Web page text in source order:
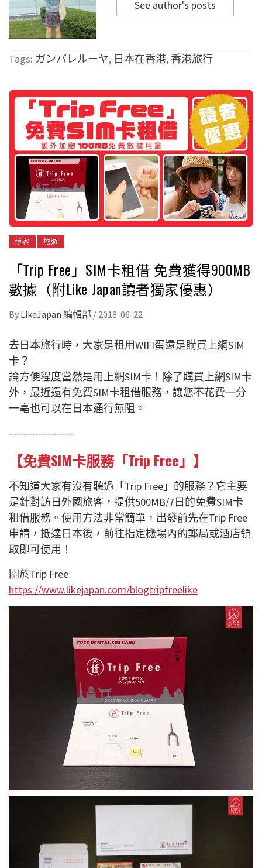
See author's posts
Tags: ガンバレルーヤ, 日本在香港, 香港旅行
博客 旅遊
「Trip Free」SIM卡租借 免費獲得900MB
數據（附Like Japan讀者獨家優惠）
By LikeJapan 編輯部 / 2018-06-22
去日本旅行時，大家是租用WIFI蛋還是購買上網SIM
卡？
論方便程度當然是用上網SIM卡！除了購買上網SIM卡
外，最近還有免費SIM卡租借服務，讓您不花費一分
一亳也可以在日本通行無阻。
———————-
【免費SIM卡服務「Trip Free」】
不知道大家有沒有聽過「Trip Free」的服務？它主要
是針對訪日外國旅客，提供500MB/7日的免費SIM卡
租借服務。使用方法非常簡單，出發前先在Trip Free
申請，抵達日本後，前往指定機場內的郵局或酒店領
取即可使用！
關於Trip Free
https://www.likejapan.com/blogtripfreelike